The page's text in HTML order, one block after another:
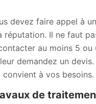
devez faire appel à
Il ne faut
au moins 5
demandez un
à vos besoins.
de